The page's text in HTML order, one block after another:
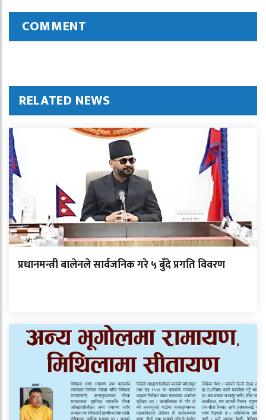
COMMENT
RELATED NEWS
प्रधानमन्त्री बालेनले सार्वजनिक गरे ५ बुँदे प्रगति विवरण